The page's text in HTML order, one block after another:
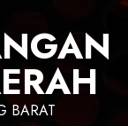
BARAT